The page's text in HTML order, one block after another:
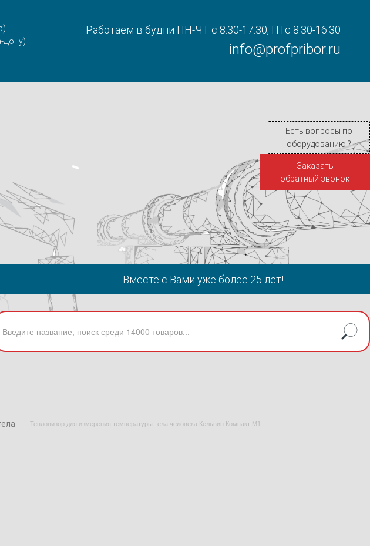
Дону)
Работаем в будни ПН-ЧТ с 8.30-17.30, ПТс 8.30-16.30
info@profpribor.ru
Есть вопросы по
оборудованию ?
Заказать
обратный звонок
Вместе с Вами уже более 25 лет!
Тепловизор для измерения температуры тела человека Кельвин Компакт М1